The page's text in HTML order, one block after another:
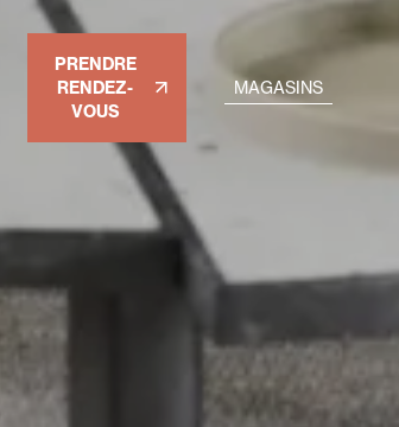
PRENDRE
RENDEZ-
VOUS
MAGASINS